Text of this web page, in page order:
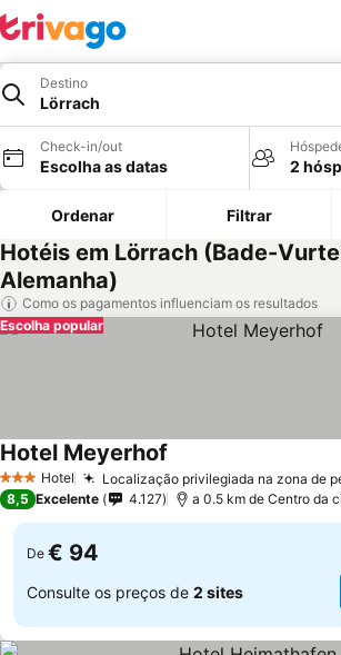
Destino
Lörrach
Check-in/out
Escolha as datas 2
Ordenar Filtrar
Hotéis em Lörrach (Bade-
Alemanha)
Como os pagamentos influenciam os resultados
Escolha popular
3 EstrelasHotel Localização privilegiada na zona de
Hotel Meyerhof
8,5 Excelente 4.127 a 0.5 km de Centro da
De € 94
Consulte os preços de 2 sites